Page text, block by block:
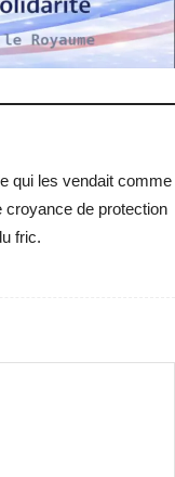
qui les vendait comme
croyance de protection
fric.